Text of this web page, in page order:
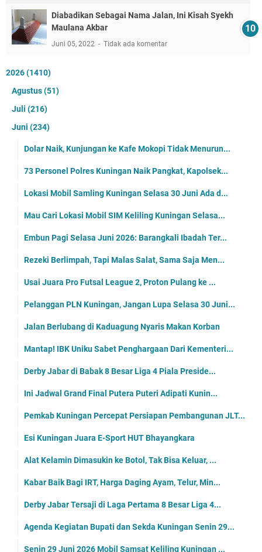
Diabadikan Sebagai Nama Jalan, Ini Kisah Syekh
Maulana Akbar
Juni 05, 2022 Tidak ada komentar
2026(1410)
Agustus(51)
Juli (216)
Juni (234)
Dolar Naik, Kunjungan ke Kafe Mokopi Tidak Menurun...
73 Personel Polres Kuningan Naik Pangkat, Kapolsek...
Lokasi Mobil Samling Kuningan Selasa 30 Juni Ada d...
Mau Cari Lokasi Mobil SIM Keliling Kuningan Selasa...
Embun Pagi Selasa Juni 2026: Barangkali Ibadah Ter...
Rezeki Berlimpah, Tapi Malas Salat, Sama Saja Men...
Usai Juara Pro Futsal League 2, Proton Pulang ke ...
Pelanggan PLN Kuningan, Jangan Lupa Selasa 30 Juni...
Jalan Berlubang di Kaduagung Nyaris Makan Korban
Mantap! IBK Uniku Sabet Penghargaan Dari Kementeri...
Derby Jabar di Babak 8 Besar Liga 4 Piala Preside...
Ini Jadwal Grand Final Putera Puteri Adipati Kunin...
Pemkab Kuningan Percepat Persiapan Pembangunan JLT...
Esi Kuningan Juara E-Sport HUT Bhayangkara
Alat Kelamin Dimasukin ke Botol, Tak Bisa Keluar, ...
Kabar Baik Bagi IRT, Harga Daging Ayam, Telur, Min...
Derby Jabar Tersaji di Laga Pertama 8 Besar Liga 4...
Agenda Kegiatan Bupati dan Sekda Kuningan Senin 29...
Senin 29 Juni 2026 Mobil Samsat Keliling Kuningan ...